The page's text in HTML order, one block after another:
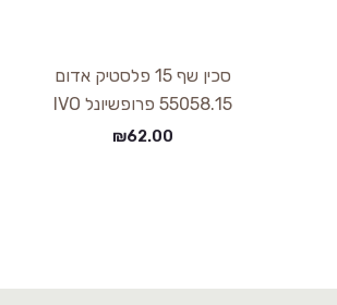
סכין שף 15 פלסטיק אדום
55058.15 פרופשיונל IVO
₪62.00